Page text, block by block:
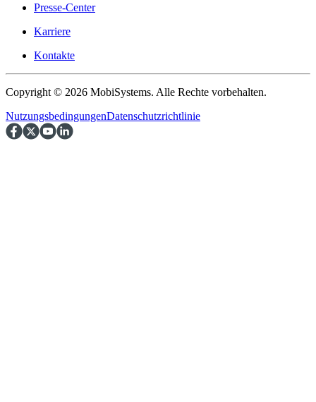
Presse-Center
Karriere
Kontakte
Copyright © 2026 MobiSystems. Alle Rechte vorbehalten.
NutzungsbedingungenDatenschutzrichtlinie